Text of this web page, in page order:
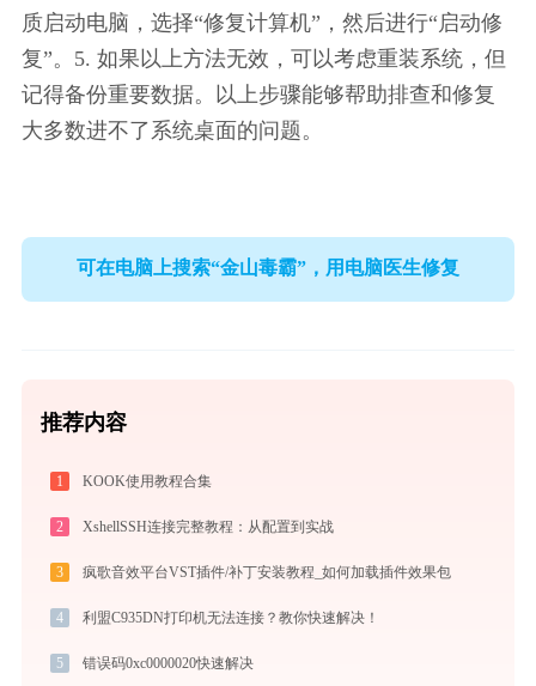
质启动电脑，选择“修复计算机”，然后进行“启动修
复”。5. 如果以上方法无效，可以考虑重装系统，但
记得备份重要数据。以上步骤能够帮助排查和修复
大多数进不了系统桌面的问题。
可在电脑上搜索“金山毒霸”，用电脑医生修复
推荐内容
1 KOOK使用教程合集
2 XshellSSH连接完整教程：从配置到实战
3 疯歌音效平台VST插件/补丁安装教程_如何加载插件效果包
4 利盟C935DN打印机无法连接？教你快速解决！
5 错误码0xc0000020快速解决